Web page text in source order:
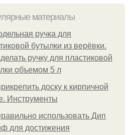
материалы
ручка для
бутылки из верёвки.
ручку для пластиковой
объемом 5 л
доску к кирпичной
Инструменты
использовать Дип
для достижения